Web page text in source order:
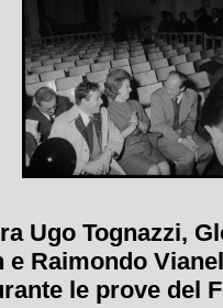
Ugo Tognazzi,
e Raimondo
le prove del